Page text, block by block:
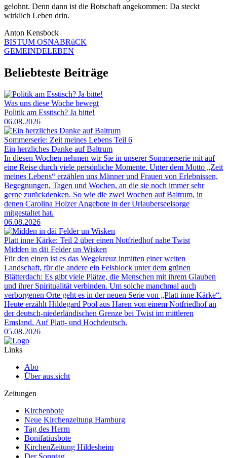
gelohnt. Denn dann ist die Botschaft angekommen: Da steckt
wirklich Leben drin.
Anton Kensbock
BISTUM OSNABRüCK
GEMEINDELEBEN
Beliebteste Beiträge
Was uns diese Woche bewegt
Politik am Esstisch? Ja bitte!
06.08.2026
Sommerserie: Zeit meines Lebens Teil 6
Ein herzliches Danke auf Baltrum
In diesen Wochen nehmen wir Sie in unserer Sommerserie mit auf
eine Reise durch viele persönliche Momente. Unter dem Motto „Zeit
meines Lebens“ erzählen uns Männer und Frauen von Erlebnissen,
Begegnungen, Tagen und Wochen, an die sie noch immer sehr
gerne zurückdenken. So wie die zwei Wochen auf Baltrum, in
denen Carolina Holzer Angebote in der Urlauberseelsorge
mitgestaltet hat.
06.08.2026
Platt inne Kärke: Teil 2 über einen Notfriedhof nahe Twist
Midden in däi Felder un Wisken
Für den einen ist es das Wegekreuz inmitten einer weiten
Landschaft, für die andere ein Felsblock unter dem grünen
Blätterdach: Es gibt viele Plätze, die Menschen mit ihrem Glauben
und ihrer Spiritualität verbinden. Um solche manchmal auch
verborgenen Orte geht es in der neuen Serie von „Platt inne Kärke“.
Heute erzählt Hildegard Pool aus Haren von einem Notfriedhof an
der deutsch-niederländischen Grenze bei Twist im mittleren
Emsland. Auf Platt- und Hochdeutsch.
05.08.2026
Links
Abo
Über aus.sicht
Zeitungen
Kirchenbote
Neue Kirchenzeitung Hamburg
Tag des Herrn
Bonifatiusbote
KirchenZeitung Hildesheim
Der Sonntag